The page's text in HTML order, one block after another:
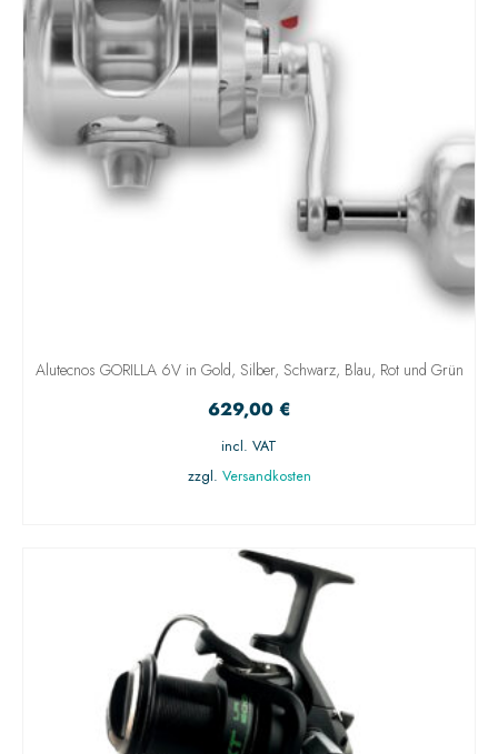
Alutecnos GORILLA 6V in Gold, Silber, Schwarz, Blau, Rot und Grün
629,00 €
incl. VAT
zzgl. Versandkosten